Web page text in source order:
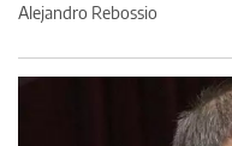
Alejandro Rebossio